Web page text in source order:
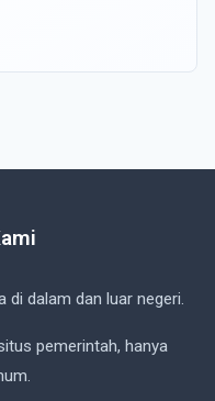
dalam dan luar negeri.
pemerintah, hanya